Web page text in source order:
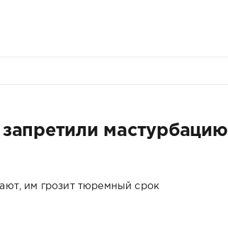
мастурбацию
им грозит тюремный срок